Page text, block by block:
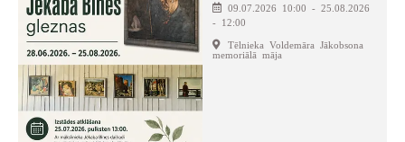
09.07.2026 10:00 - 25.08.2026
- 12:00
Tēlnieka Voldemāra Jākobsona
memoriālā māja